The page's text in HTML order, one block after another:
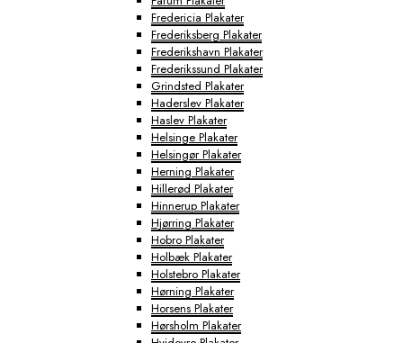
Fredericia Plakater
Frederiksberg Plakater
Frederikshavn Plakater
Frederikssund Plakater
Grindsted Plakater
Haderslev Plakater
Haslev Plakater
Helsinge Plakater
Helsingør Plakater
Herning Plakater
Hillerød Plakater
Hinnerup Plakater
Hjørring Plakater
Hobro Plakater
Holbæk Plakater
Holstebro Plakater
Hørning Plakater
Horsens Plakater
Hørsholm Plakater